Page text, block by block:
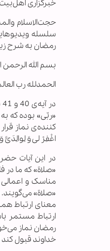
خبرگزاری
حجت‌الاسلام
سلسله
رمضان به شرح
بسم الله الرحمن
الحمدلله رب
«ربّی» بوده که
کننده‌ی نماز
اغْفِرْ لی‏ وَ
در این آیات
«صلاة» که ما در
مناسک و اعمالی
«صلاة» می‌گویند.
معنای ارتباط
ارتباط مستمر
رمضان نماز
خداوند قبول